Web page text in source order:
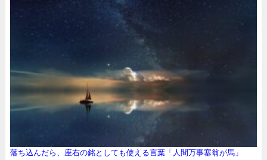
落ち込んだら、座右の銘としても使える言葉「人間万事塞翁が馬」